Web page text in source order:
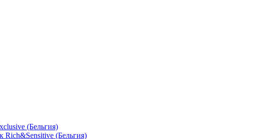
(Бельгия)
Rich&Sensitive (Бельгия)